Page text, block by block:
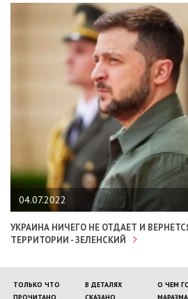
04.07.2022
УКРАИНА НИЧЕГО НЕ ОТДАЕТ И
ТЕРРИТОРИИ - ЗЕЛЕНСКИЙ
ТОЛЬКО ЧТО В ДЕТАЛЯХ О ЧЕМ
ПРОЧИТАНО
СКАЗАНО